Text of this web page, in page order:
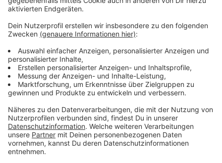
Der Song handelt von einer Geschichte über eine
Trennung und vor allem der Refrain hat das Zeug zum
absoluten Hörwurm. Schaut und hört euch
"Supalonely" hier an.
Anzeige
Wir benötigen Ihre
Zustimmung, um den YouTube
Video-Service zu laden!